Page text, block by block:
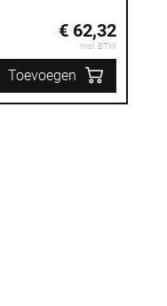
€ 62,32
Incl. BTW
Toevoegen